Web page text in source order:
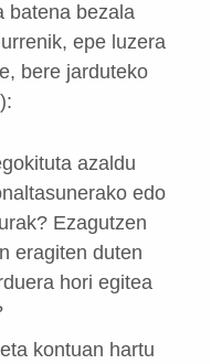
batena bezala
epe luzera
bere jarduteko
azaldu
edo
Ezagutzen
eragiten duten
hori egitea
kontuan hartu